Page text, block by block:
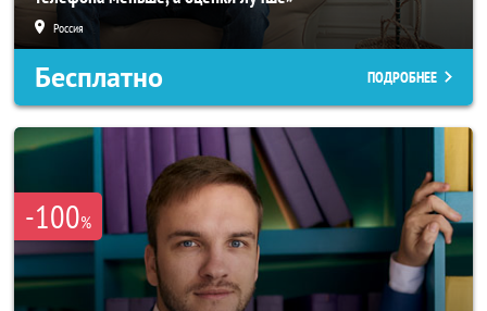
Россия
Бесплатно ПОДРОБНЕЕ
-100%